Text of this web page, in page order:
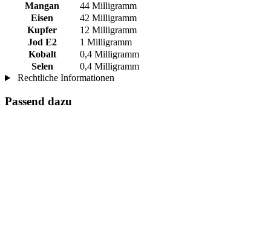
Mangan
44 Milligramm
Eisen
42 Milligramm
Kupfer
12 Milligramm
Jod E2
1 Milligramm
Kobalt
0,4 Milligramm
Selen
0,4 Milligramm
Rechtliche Informationen
Passend dazu